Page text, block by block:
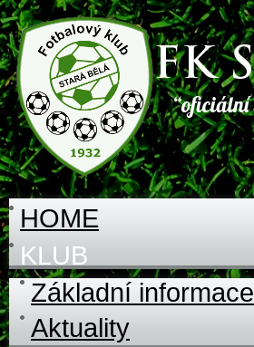
HOME
KLUB
Základní informace
Aktuality